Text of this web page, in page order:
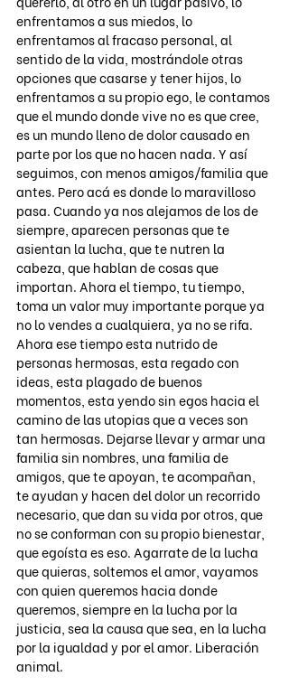
enfrentamos a sus miedos, lo
enfrentamos al fracaso personal, al
sentido de la vida, mostrándole otras
opciones que casarse y tener hijos, lo
enfrentamos a su propio ego, le contamos
que el mundo donde vive no es que cree,
es un mundo lleno de dolor causado en
parte por los que no hacen nada. Y así
seguimos, con menos amigos/familia que
antes. Pero acá es donde lo maravilloso
pasa. Cuando ya nos alejamos de los de
siempre, aparecen personas que te
asientan la lucha, que te nutren la
cabeza, que hablan de cosas que
importan. Ahora el tiempo, tu tiempo,
toma un valor muy importante porque ya
no lo vendes a cualquiera, ya no se rifa.
Ahora ese tiempo esta nutrido de
personas hermosas, esta regado con
ideas, esta plagado de buenos
momentos, esta yendo sin egos hacia el
camino de las utopias que a veces son
tan hermosas. Dejarse llevar y armar una
familia sin nombres, una familia de
amigos, que te apoyan, te acompañan,
te ayudan y hacen del dolor un recorrido
necesario, que dan su vida por otros, que
no se conforman con su propio bienestar,
que egoísta es eso. Agarrate de la lucha
que quieras, soltemos el amor, vayamos
con quien queremos hacia donde
queremos, siempre en la lucha por la
justicia, sea la causa que sea, en la lucha
por la igualdad y por el amor. Liberación
animal.